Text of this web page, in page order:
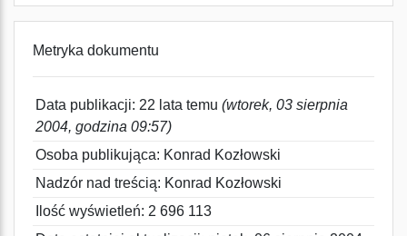
Metryka dokumentu
Data publikacji: 22 lata temu (wtorek, 03 sierpnia
2004, godzina 09:57)
Osoba publikująca: Konrad Kozłowski
Nadzór nad treścią: Konrad Kozłowski
Ilość wyświetleń: 2 696 113